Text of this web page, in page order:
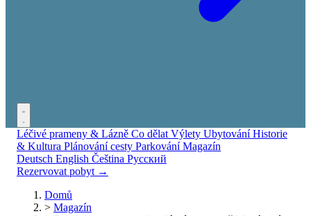
Léčivé prameny & Lázně Co dělat Výlety UbytováníHistorie
& Kultura Plánování cesty ParkováníMagazín
Deutsch English Čeština Русский
Rezervovat pobyt →
Domů
> Magazín